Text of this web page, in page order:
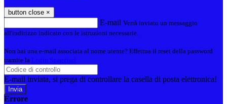
button close ×
E-mail Verrà inviato un messaggio
all'indirizzo indicato con le istruzioni necessarie.
Non hai una e-mail associata al nome utente? Effettua il reset della password
tramite la
E-mail inviata, si prega di controllare la casella di posta elettronica!
Errore